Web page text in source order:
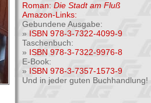
Roman: Die Stadt am Fluß
Amazon-Links:
Gebundene Ausgabe:
» ISBN 978-3-7322-4099-9
Taschenbuch:
» ISBN 978-3-7322-9976-8
E-Book:
» ISBN 978-3-7357-1573-9
Und in jeder guten Buchhandlung!